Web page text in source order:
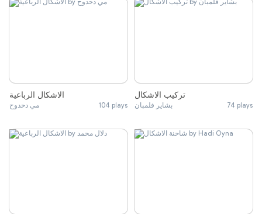
الاشكال الرباعية
مي دحدوح 104 plays
تركيب الاشكال
بشاير فلمبان 74 plays